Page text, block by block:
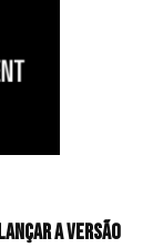
a versão